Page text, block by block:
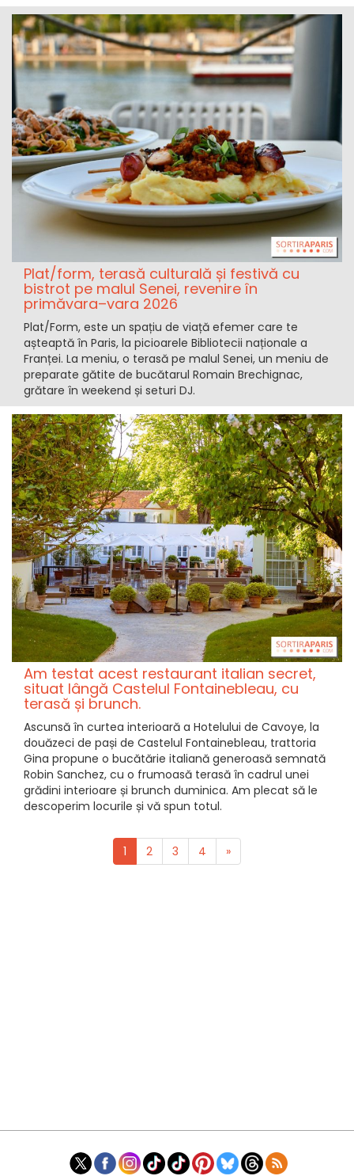
Plat/form, terasă culturală și festivă cu
bistrot pe malul Senei, revenire în
primăvara–vara 2026
Plat/Form, este un spațiu de viață efemer care te
așteaptă în Paris, la picioarele Bibliotecii naționale a
Franței. La meniu, o terasă pe malul Senei, un meniu de
preparate gătite de bucătarul Romain Brechignac,
grătare în weekend și seturi DJ.
Am testat acest restaurant italian secret,
situat lângă Castelul Fontainebleau, cu
terasă și brunch.
Ascunsă în curtea interioară a Hotelului de Cavoye, la
douăzeci de pași de Castelul Fontainebleau, trattoria
Gina propune o bucătărie italiană generoasă semnată
Robin Sanchez, cu o frumoasă terasă în cadrul unei
grădini interioare și brunch duminica. Am plecat să le
descoperim locurile și vă spun totul.
1 2 3 4 »